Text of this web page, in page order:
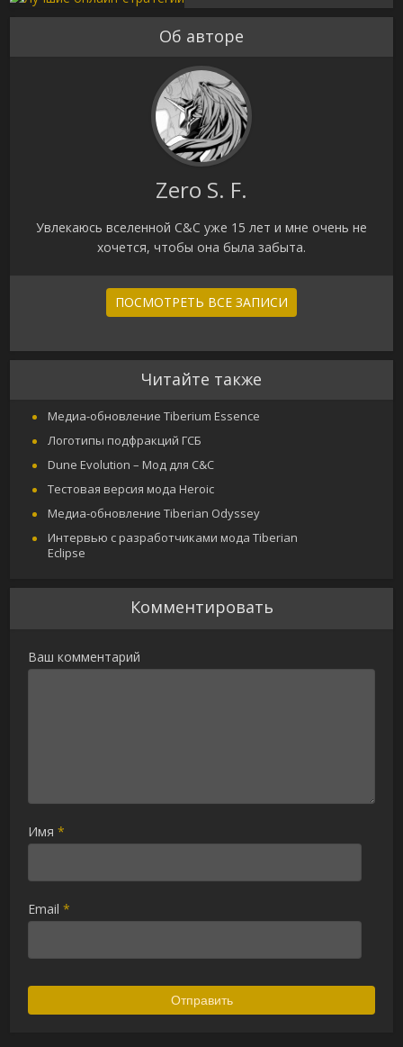
Об авторе
Zero S. F.
Увлекаюсь вселенной C&C уже 15 лет и мне очень не
хочется, чтобы она была забыта.
ПОСМОТРЕТЬ ВСЕ ЗАПИСИ
Читайте также
Медиа-обновление Tiberium Essence
Логотипы подфракций ГСБ
Dune Evolution – Мод для C&C
Тестовая версия мода Heroic
Медиа-обновление Tiberian Odyssey
Интервью с разработчиками мода Tiberian
Eclipse
Комментировать
Ваш комментарий
Имя*
Email*